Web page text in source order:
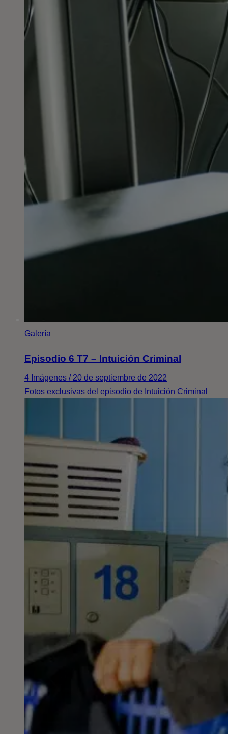
Galería
Episodio 6 T7 – Intuición Criminal
4 Imágenes / 20 de septiembre de 2022
Fotos exclusivas del episodio de Intuición Criminal